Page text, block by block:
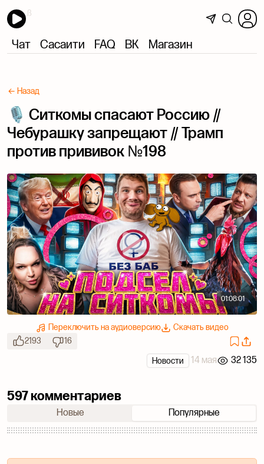
Чат Сасаити FAQ ВК Магазин
← Назад
🎙 Ситкомы спасают Россию //
Чебурашку запрещают // Трамп
против прививок №198
01:08:01
Переключить на аудиоверсию
Скачать видео
2193
16
14 мая 32 135
Новости
597 комментариев
Новые Популярные